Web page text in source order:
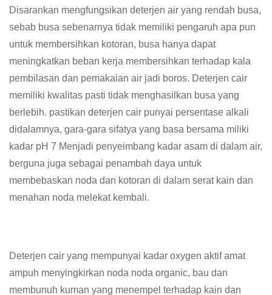
Disarankan mengfungsikan deterjen air yang rendah busa,
sebab busa sebenarnya tidak memiliki pengaruh apa pun
untuk membersihkan kotoran, busa hanya dapat
meningkatkan beban kerja membersihkan terhadap kala
pembilasan dan pemakaian air jadi boros. Deterjen cair
memiliki kwalitas pasti tidak menghasilkan busa yang
berlebih. pastikan deterjen cair punyai persentase alkali
didalamnya, gara-gara sifatya yang basa bersama miliki
kadar pH 7 Menjadi penyeimbang kadar asam di dalam air,
berguna juga sebagai penambah daya untuk
membebaskan noda dan kotoran di dalam serat kain dan
menahan noda melekat kembali.
Deterjen cair yang mempunyai kadar oxygen aktif amat
ampuh menyingkirkan noda noda organic, bau dan
membunuh kuman yang menempel terhadap kain dan